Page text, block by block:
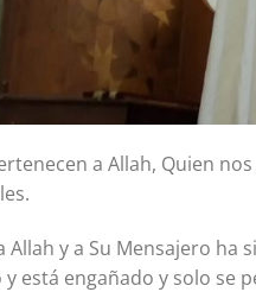
a Allah, Quien
Allah y a Su Mensajero ha
y está engañado y solo se